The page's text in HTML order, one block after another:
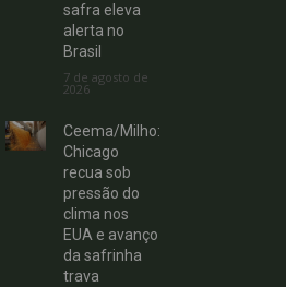
safra eleva
alerta no
Brasil
7 de agosto de
2026
Ceema/Milho:
Chicago
recua sob
pressão do
clima nos
EUA e avanço
da safrinha
trava